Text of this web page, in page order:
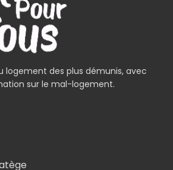
logement des plus démunis, avec
sur le mal-logement.